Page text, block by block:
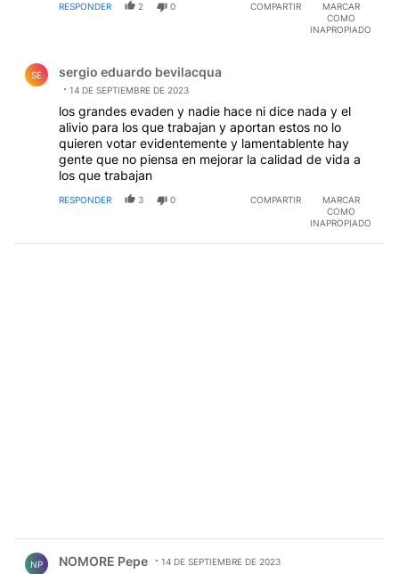
RESPONDER 2 0 COMPARTIR
MARCAR
COMO
INAPROPIADO
SE sergio eduardo bevilacqua
14 DE SEPTIEMBRE DE 2023
los grandes evaden y nadie hace ni dice nada y el
alivio para los que trabajan y aportan estos no lo
quieren votar evidentemente y lamentablente hay
gente que no piensa en mejorar la calidad de vida a
los que trabajan
RESPONDER 3 0 COMPARTIR
MARCAR
COMO
INAPROPIADO
NP NOMORE Pepe 14 DE SEPTIEMBRE DE 2023